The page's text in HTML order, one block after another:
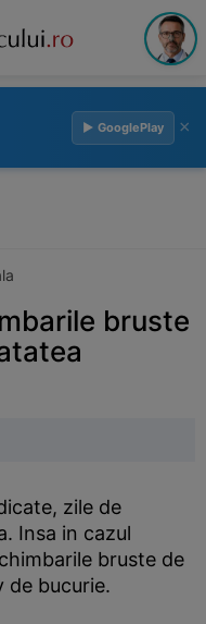
▶ GooglePlay ×
bruste
zile de
Insa in cazul
bruste de
de bucurie.